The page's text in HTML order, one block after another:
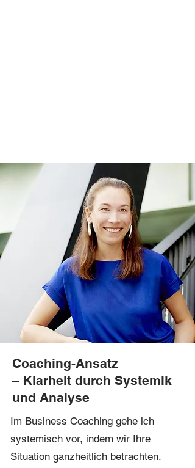
Coaching-Ansatz
– Klarheit durch Systemik
und Analyse
Im Business Coaching gehe ich
systemisch vor, indem wir Ihre
Situation ganzheitlich betrachten.